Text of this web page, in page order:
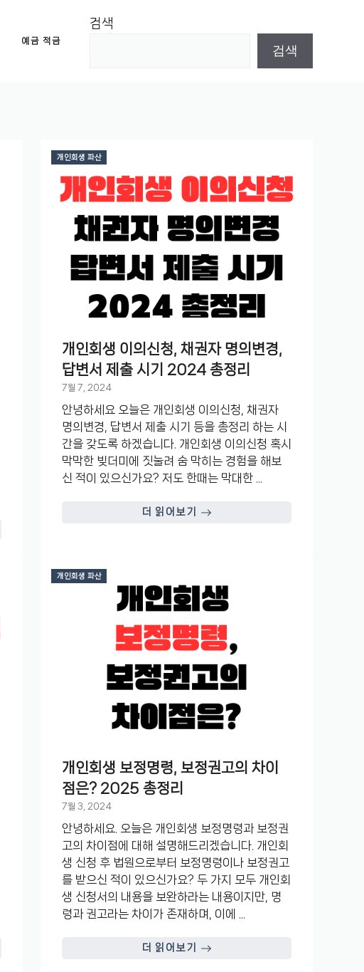
예금 적금
검색
검색
개인회생 파산
개인회생 이의신청, 채권자 명의변경,
답변서 제출 시기 2024 총정리
7월 7, 2024
안녕하세요 오늘은 개인회생 이의신청, 채권자
명의변경, 답변서 제출 시기 등을 총정리 하는 시
간을 갖도록 하겠습니다. 개인회생 이의신청 혹시
막막한 빚더미에 짓눌려 숨 막히는 경험을 해보
신 적이 있으신가요? 저도 한때는 막대한 ...
더 읽어보기
개인회생 파산
개인회생 보정명령, 보정권고의 차이
점은? 2025 총정리
7월 3, 2024
안녕하세요. 오늘은 개인회생 보정명령과 보정권
고의 차이점에 대해 설명해드리겠습니다. 개인회
생 신청 후 법원으로부터 보정명령이나 보정권고
를 받으신 적이 있으신가요? 두 가지 모두 개인회
생 신청서의 내용을 보완하라는 내용이지만, 명
령과 권고라는 차이가 존재하며, 이에 ...
더 읽어보기